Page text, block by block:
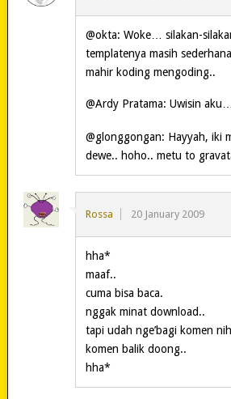
@okta: Woke… silakan-
templatenya masih
mahir koding mengoding..
@Ardy Pratama: Uwisin aku…
@glonggongan: Hayyah, iki
dewe.. hoho.. metu to
Rossa 20 January 2009
hha*
maaf..
cuma bisa baca.
nggak minat download..
tapi udah nge’bagi komen
komen balik doong..
hha*